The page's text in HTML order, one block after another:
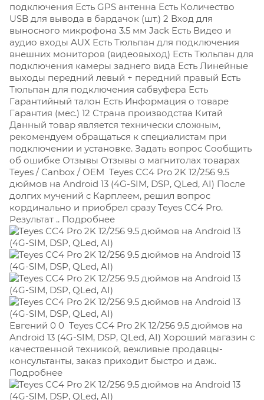
подключения Есть GPS антенна Есть Количество
USB для вывода в бардачок (шт.) 2 Вход для
выносного микрофона 3.5 мм Jack Есть Видео и
аудио входы AUX Есть Тюльпан для подключения
внешних мониторов (видеовыход) Есть Тюльпан для
подключения камеры заднего вида Есть Линейные
выходы передний левый + передний правый Есть
Тюльпан для подключения сабвуфера Есть
Гарантийный талон Есть Информация о товаре
Гарантия (мес.) 12 Страна производства Китай
Данный товар является технически сложным,
рекомендуем обращаться к специалистам при
подключении и установке. Задать вопрос Сообщить
об ошибке Отзывы Отзывы о магнитолах товарах
Teyes / Canbox / OEM Teyes CC4 Pro 2K 12/256 9.5
дюймов на Android 13 (4G-SIM, DSP, QLed, AI) После
долгих мучений с Карплеем, решил вопрос
кординально и приобрел сразу Teyes CC4 Pro.
Результат .. Подробнее
Евгений 0 0 Teyes CC4 Pro 2K 12/256 9.5 дюймов на
Android 13 (4G-SIM, DSP, QLed, AI) Хороший магазин с
качественной техникой, вежливые продавцы-
консультанты, заказ приходит быстро и даж..
Подробнее